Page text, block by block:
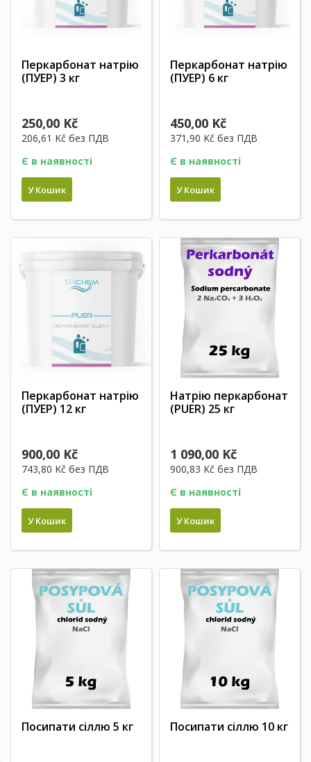
Перкарбонат натрію
(ПУЕР) 3 кг
250,00 Kč
206,61 Kč без ПДВ
Є в наявності
У Кошик
Перкарбонат натрію
(ПУЕР) 6 кг
450,00 Kč
371,90 Kč без ПДВ
Є в наявності
У Кошик
Перкарбонат натрію
(ПУЕР) 12 кг
900,00 Kč
743,80 Kč без ПДВ
Є в наявності
У Кошик
Натрію перкарбонат
(PUER) 25 кг
1 090,00 Kč
900,83 Kč без ПДВ
Є в наявності
У Кошик
Посипати сіллю 5 кг Посипати сіллю 10 кг